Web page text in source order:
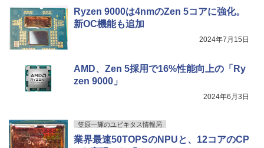
4
【★最大100%ポイント】【Win11正式対
応】Dell OptiPlex 3070 SFF/第9世代 Co
GB/512GB/1TB/USB 3.1/DP/HDMI/Wi-fi/
2画面出力/Windows11/Windows10/Offi
ce/中古 デスクトップ デスクトップPC
4
【お買い物マラソ開催中！P最大31.5%還
インチ FHD 1920×1080 1080P Fast IPS
パネル PU保護カバー付き 非光沢 1200:1
高コントラスト 超軽量 640g スピーカー
内蔵 Type-C/HDMI 接続 PS5/Switch/PC/
￥8,999
5
角川まんが学習シリーズ 日本の歴史
￥23,760
セリング 自動ペアリング Type-C充電 マイク
付き 防水 タッチ式音量調整 スポーツ/通勤/通
学/WEB会議(ホワイト)
Xiaomi シャオミ REDMI Buds 8 Lite ワイヤ
レスイヤホン Bluetooth 5.4 ノイズキャンセ
￥3,480
￥250
￥1,117
みきった日本の水 2L 8本 ラベルレス [ ケース
] [ 水 ] [ ペットボトル ] [ 箱買い ] [ ストック
] [ 水分補給 ]
スーパーの裏でヤニ吸うふたり 9巻 (デジタル
￥810
Ryzen 9000は4nmのZen 5コアに強化。
新OC機能も追加
2024年7月15日
AMD、Zen 5採用で16%性能向上の「Ry
zen 9000」
2024年6月3日
笠原一輝のユビキタス情報局
業界最速50TOPSのNPUと、12コアのCP